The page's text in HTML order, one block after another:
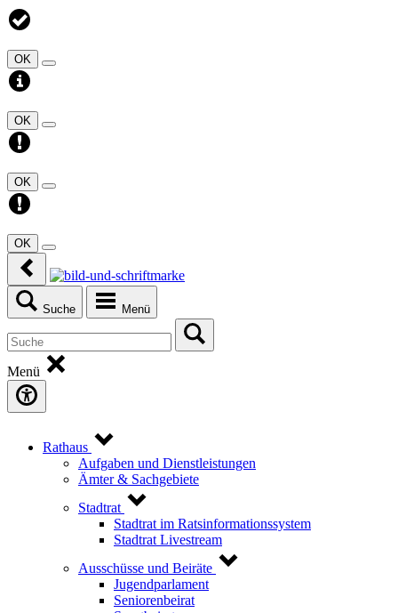
OK
OK
OK
OK
Suche Menü
Menü
Rathaus
Aufgaben und Dienstleistungen
Ämter & Sachgebiete
Stadtrat
Stadtrat im Ratsinformationssystem
Stadtrat Livestream
Ausschüsse und Beiräte
Jugendparlament
Seniorenbeirat